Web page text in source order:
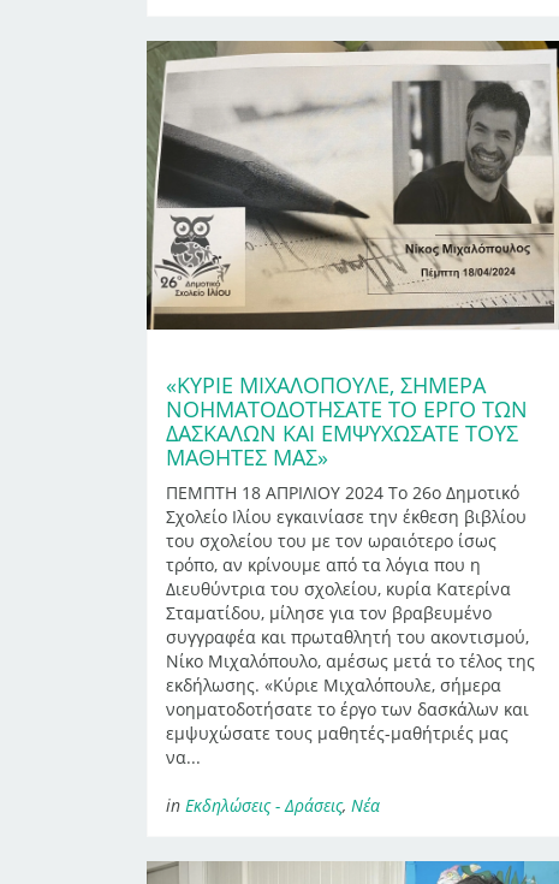
«ΚΎΡΙΕ ΜΙΧΑΛΌΠΟΥΛΕ, ΣΉΜΕΡΑ
ΝΟΗΜΑΤΟΔΟΤΉΣΑΤΕ ΤΟ ΈΡΓΟ ΤΩΝ
ΔΑΣΚΆΛΩΝ ΚΑΙ ΕΜΨΥΧΏΣΑΤΕ ΤΟΥΣ
ΜΑΘΗΤΈΣ ΜΑΣ»
ΠΕΜΠΤΗ 18 ΑΠΡΙΛΙΟΥ 2024 Το 26ο Δημοτικό
Σχολείο Ιλίου εγκαινίασε την έκθεση βιβλίου
του σχολείου του με τον ωραιότερο ίσως
τρόπο, αν κρίνουμε από τα λόγια που η
Διευθύντρια του σχολείου, κυρία Κατερίνα
Σταματίδου, μίλησε για τον βραβευμένο
συγγραφέα και πρωταθλητή του ακοντισμού,
Νίκο Μιχαλόπουλο, αμέσως μετά το τέλος της
εκδήλωσης. «Κύριε Μιχαλόπουλε, σήμερα
νοηματοδοτήσατε το έργο των δασκάλων και
εμψυχώσατε τους μαθητές-μαθήτριές μας
να...
in Εκδηλώσεις - Δράσεις, Νέα